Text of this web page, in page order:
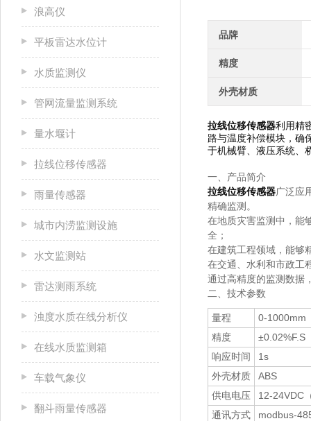
浪高仪
平板雷达水位计
水质监测仪
管网流量监测系统
量水堰计
拉线位移传感器
雨量传感器
城市内涝监测设施
水文监测站
雷达测雨系统
浊度水质在线分析仪
在线水质监测箱
车载气象仪
翻斗雨量传感器
品牌
精度
外壳材质
拉线位移传感器利用精
路与温度补偿模块，确
于机械臂、液压系统、
一、产品简介
拉线位移传感器广泛应
精确监测。
在地质灾害监测中，能
全；
在建筑工程领域，能够
在交通、水利和市政工
通过高精度的监测数据
二、技术参数
量程
0-1000mm
精度
±0.02%F.S
响应时间
1s
外壳材质
ABS
供电电压
12-24VDC
通讯方式
modbus-